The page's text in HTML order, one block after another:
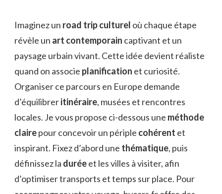
Imaginez un road trip culturel où chaque étape
révèle un art contemporain captivant et un
paysage urbain vivant. Cette idée devient réaliste
quand on associe planification et curiosité.
Organiser ce parcours en Europe demande
d’équilibreritinéraire, musées et rencontres
locales. Je vous propose ci-dessous une méthode
clairepour concevoir un périple cohérent et
inspirant. Fixez d’abord une thématique, puis
définissez la duréeet les villes à visiter, afin
d’optimiser transports et temps sur place. Pour